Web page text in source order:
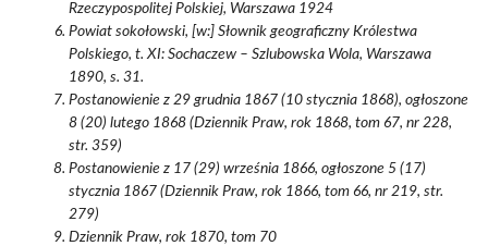
Rzeczypospolitej Polskiej, Warszawa 1924
Powiat sokołowski, [w:] Słownik geograficzny Królestwa
Polskiego, t. XI: Sochaczew – Szlubowska Wola, Warszawa
1890, s. 31.
Postanowienie z 29 grudnia 1867 (10 stycznia 1868), ogłoszone
8 (20) lutego 1868 (Dziennik Praw, rok 1868, tom 67, nr 228,
str. 359)
Postanowienie z 17 (29) września 1866, ogłoszone 5 (17)
stycznia 1867 (Dziennik Praw, rok 1866, tom 66, nr 219, str.
279)
Dziennik Praw, rok 1870, tom 70